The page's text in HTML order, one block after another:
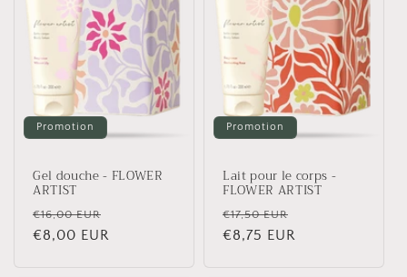
Promotion
Gel douche - FLOWER
ARTIST
Prix
habituel
€16,00 EUR
€8,00 EUR
Promotion
Lait pour le corps -
FLOWER ARTIST
Prix
habituel
€17,50 EUR
€8,75 EUR